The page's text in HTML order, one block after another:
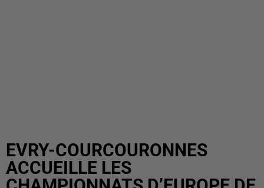
EVRY-COURCOURONNES
ACCUEILLE LES